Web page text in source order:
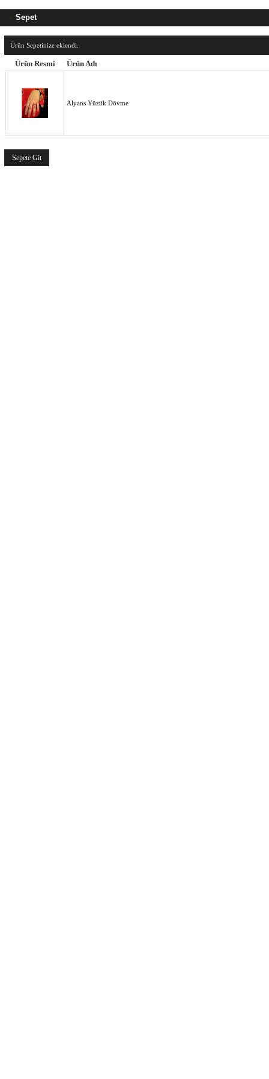
Sepet
Ürün Sepetinize eklendi.
Ürün Resmi Ürün Adı
Alyans Yüzük Dövme
Sepete Git